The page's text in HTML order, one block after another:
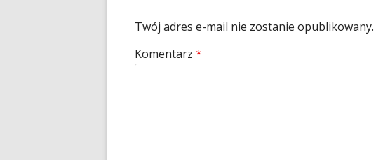
Twój adres e-mail nie zostanie opublikowany.
Komentarz *